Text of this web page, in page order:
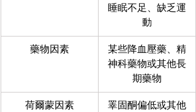
睡眠不足、缺乏運
動
藥物因素
某些降血壓藥、精
神科藥物或其他長
期藥物
荷爾蒙因素
睪固酮偏低或其他